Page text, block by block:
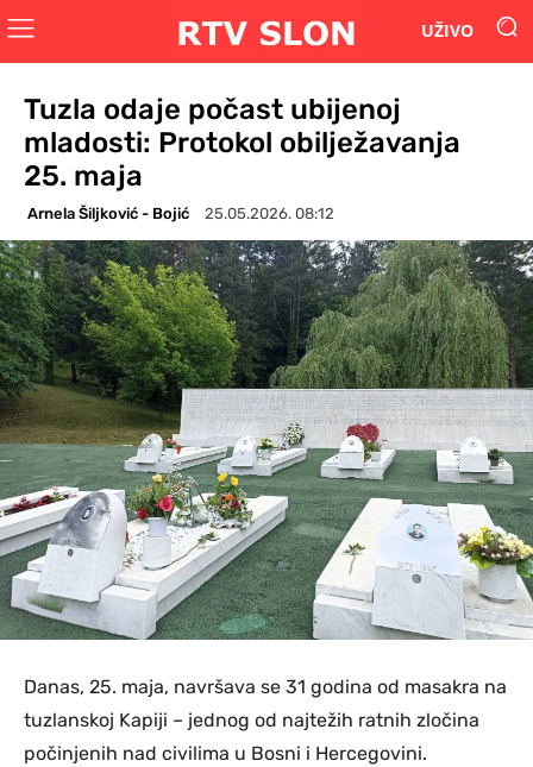
UŽIVO
Tuzla odaje počast ubijenoj
mladosti: Protokol obilježavanja
25. maja
Arnela Šiljković - Bojić 25.05.2026. 08:12
Danas, 25. maja, navršava se 31 godina od masakra na
tuzlanskoj Kapiji – jednog od najtežih ratnih zločina
počinjenih nad civilima u Bosni i Hercegovini.